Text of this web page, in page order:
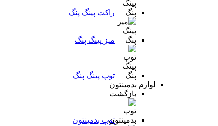
راکت پینگ پنگ
میز پینگ پنگ
توپ پینگ پنگ
لوازم بدمینتون
بازگشت
توپ بدمینتون